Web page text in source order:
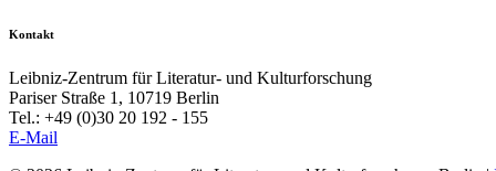
Kontakt
Leibniz-Zentrum für Literatur- und Kulturforschung
Pariser Straße 1, 10719 Berlin
Tel.: +49 (0)30 20 192 - 155
E-Mail